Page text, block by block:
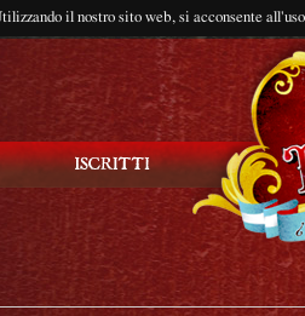
il nostro sito web, si acconsente